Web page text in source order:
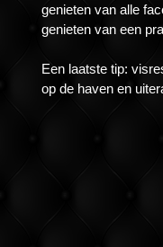
genieten van alle
genieten van een
Een laatste tip:
op de haven en